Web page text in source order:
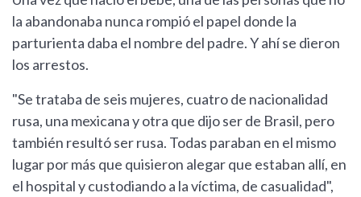
la abandonaba nunca rompió el papel donde la
parturienta daba el nombre del padre. Y ahí se dieron
los arrestos.
"Se trataba de seis mujeres, cuatro de nacionalidad
rusa, una mexicana y otra que dijo ser de Brasil, pero
también resultó ser rusa. Todas paraban en el mismo
lugar por más que quisieron alegar que estaban allí, en
el hospital y custodiando a la víctima, de casualidad",